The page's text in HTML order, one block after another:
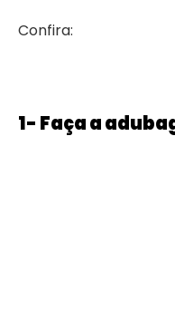
Confira:
1- Faça a